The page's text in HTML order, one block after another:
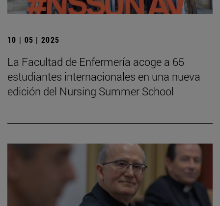
10 | 05 | 2025
La Facultad de Enfermería acoge a 65
estudiantes internacionales en una nueva
edición del Nursing Summer School